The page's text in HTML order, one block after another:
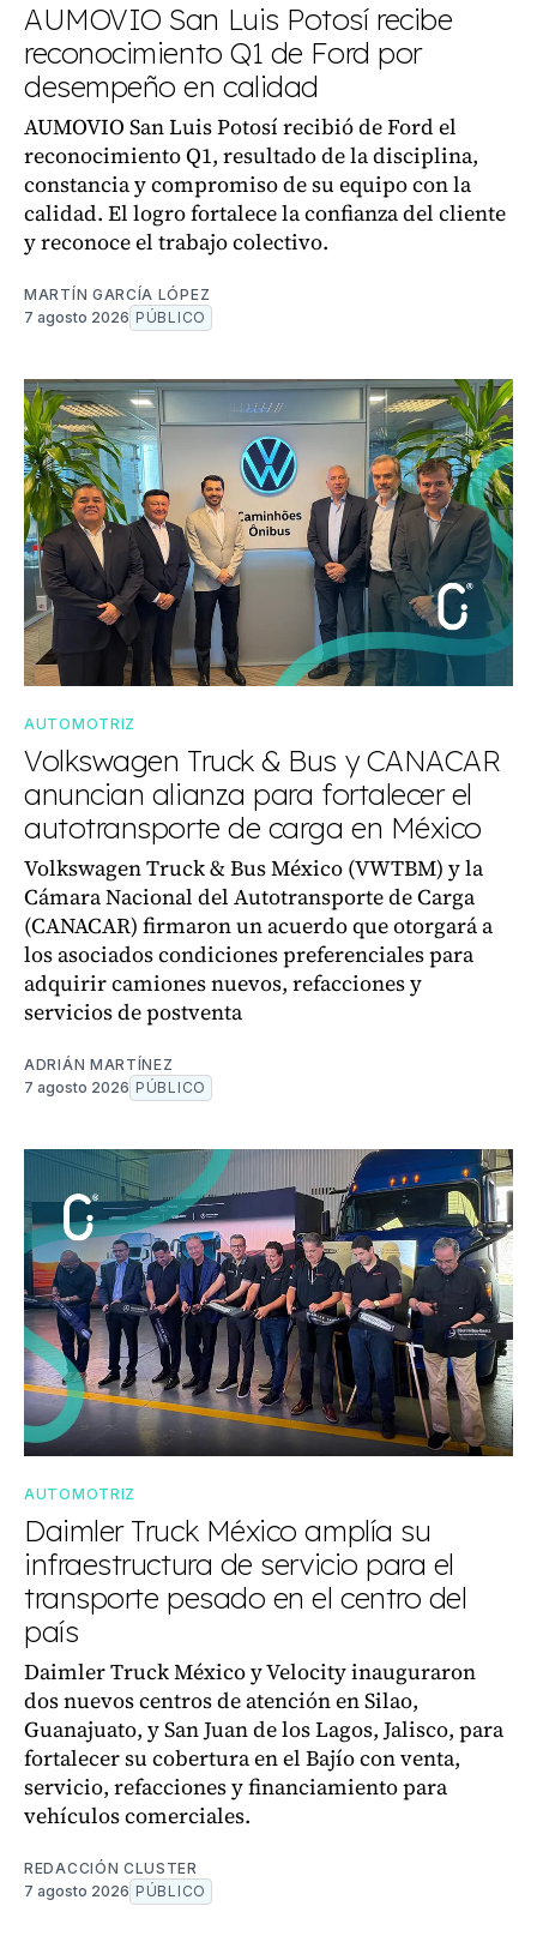
AUMOVIO San Luis Potosí recibe
reconocimiento Q1 de Ford por
desempeño en calidad
AUMOVIO San Luis Potosí recibió de Ford el
reconocimiento Q1, resultado de la disciplina,
constancia y compromiso de su equipo con la
calidad. El logro fortalece la confianza del cliente
y reconoce el trabajo colectivo.
MARTÍN GARCÍA LÓPEZ
7 agosto 2026 PÚBLICO
AUTOMOTRIZ
Volkswagen Truck & Bus y CANACAR
anuncian alianza para fortalecer el
autotransporte de carga en México
Volkswagen Truck & Bus México (VWTBM) y la
Cámara Nacional del Autotransporte de Carga
(CANACAR) firmaron un acuerdo que otorgará a
los asociados condiciones preferenciales para
adquirir camiones nuevos, refacciones y
servicios de postventa
ADRIÁN MARTÍNEZ
7 agosto 2026 PÚBLICO
AUTOMOTRIZ
Daimler Truck México amplía su
infraestructura de servicio para el
transporte pesado en el centro del
país
Daimler Truck México y Velocity inauguraron
dos nuevos centros de atención en Silao,
Guanajuato, y San Juan de los Lagos, Jalisco, para
fortalecer su cobertura en el Bajío con venta,
servicio, refacciones y financiamiento para
vehículos comerciales.
REDACCIÓN CLUSTER
7 agosto 2026 PÚBLICO